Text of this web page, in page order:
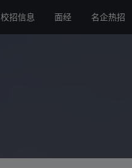
校招信息 面经 名企热招